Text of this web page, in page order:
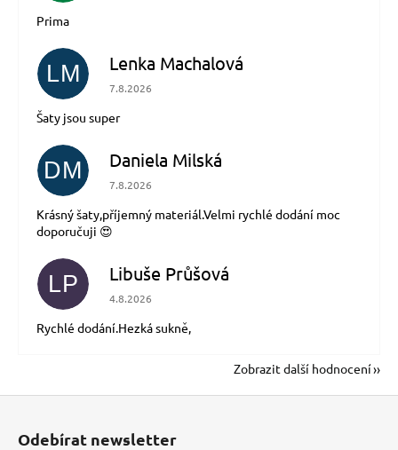
Prima
LM Lenka Machalová
Hodnocení obchodu je 5 z 5 hvězdiček.
7.8.2026
Šaty jsou super
DM Daniela Milská
Hodnocení obchodu je 5 z 5 hvězdiček.
7.8.2026
Krásný šaty,příjemný materiál.Velmi rychlé dodání moc
doporučuji 😍
LP Libuše Průšová
Hodnocení obchodu je 5 z 5 hvězdiček.
4.8.2026
Rychlé dodání.Hezká sukně,
Zobrazit další hodnocení
Odebírat newsletter